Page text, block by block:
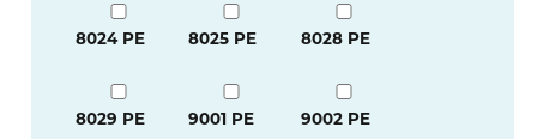
8024 PE 8025 PE 8028 PE
8029 PE 9001 PE 9002 PE